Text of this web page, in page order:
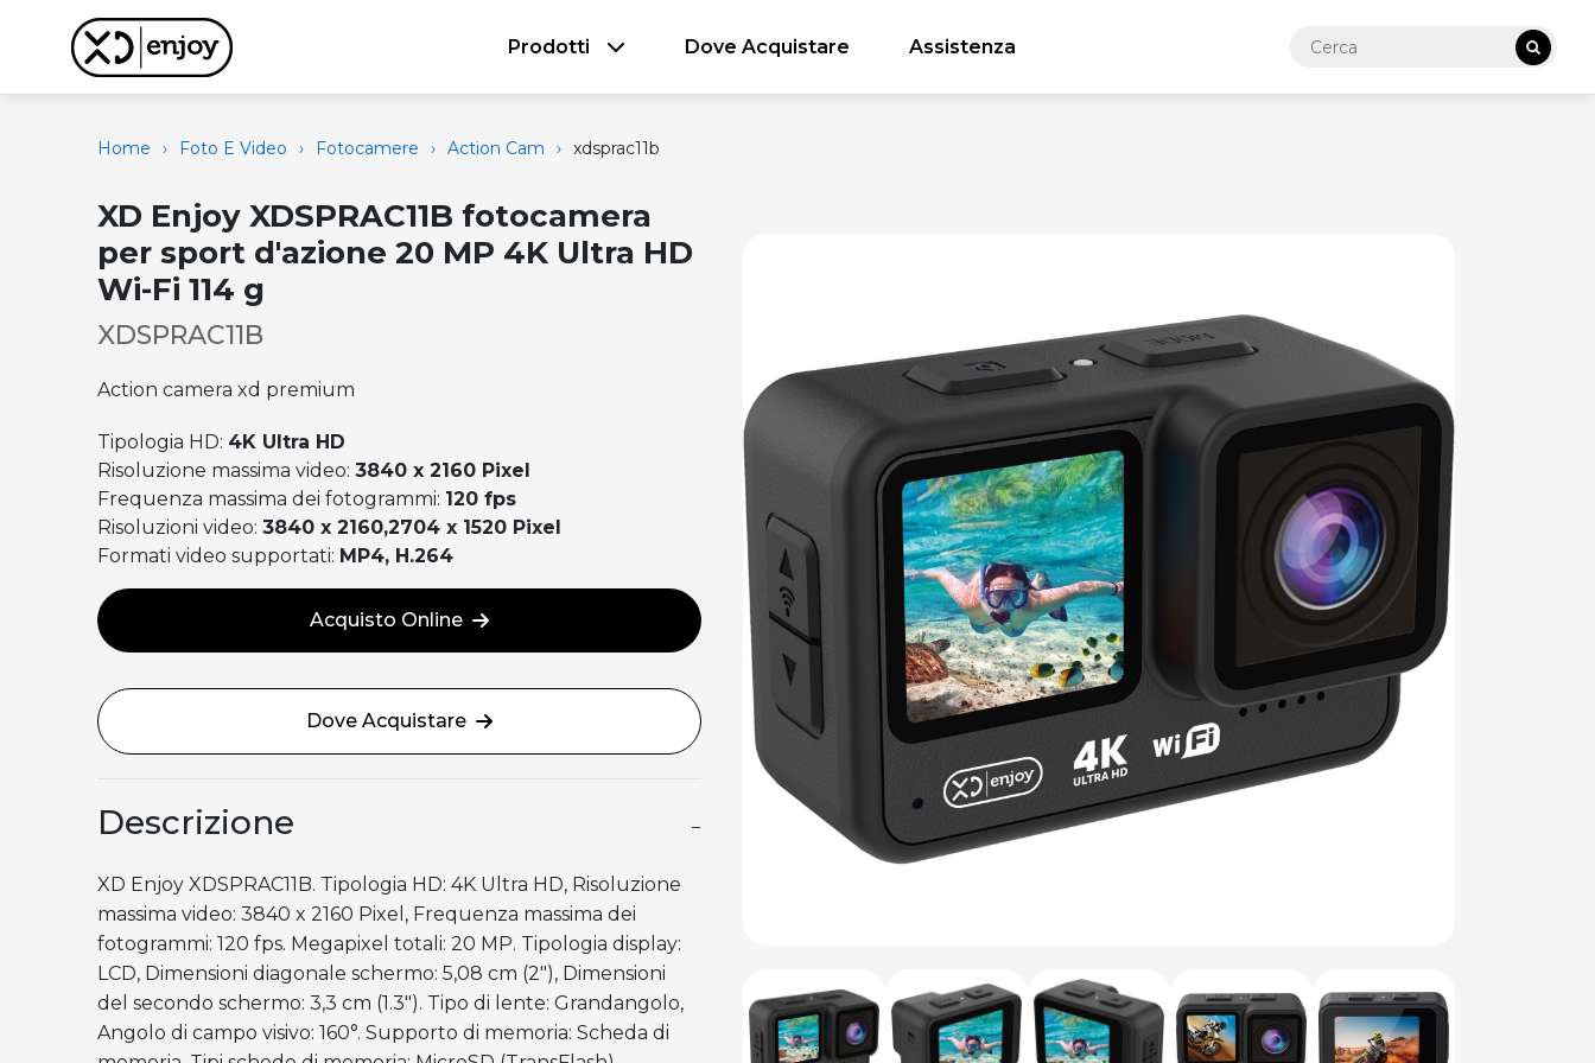
Prodotti Dove Acquistare Assistenza
Home › Foto E Video › Fotocamere › Action Cam › xdsprac11b
XD Enjoy XDSPRAC11B fotocamera
per sport d'azione 20 MP 4K Ultra HD
Wi-Fi 114 g
XDSPRAC11B
Action camera xd premium
Tipologia HD: 4K Ultra HD
Risoluzione massima video:3840 x 2160 Pixel
Frequenza massima dei fotogrammi: 120 fps
Risoluzioni video:3840 x 2160,2704 x 1520 Pixel
Formati video supportati: MP4, H.264
Acquisto Online
Dove Acquistare
Descrizione −
XD Enjoy XDSPRAC11B. Tipologia HD: 4K Ultra HD, Risoluzione
massima video: 3840 x 2160 Pixel, Frequenza massima dei
fotogrammi: 120 fps. Megapixel totali: 20 MP. Tipologia display:
LCD, Dimensioni diagonale schermo: 5,08 cm (2"), Dimensioni
del secondo schermo: 3,3 cm (1.3"). Tipo di lente: Grandangolo,
Angolo di campo visivo: 160°. Supporto di memoria: Scheda di